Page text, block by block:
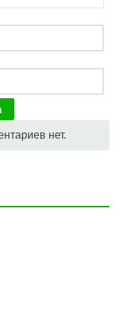
нет.